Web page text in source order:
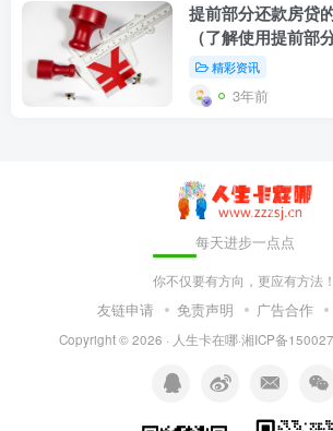
提前部分还款房贷
（了解使用提前部
步骤）
精彩资讯
3年前
每天进步一点点
你不仅要有方向，更应有方法！
友链申请 免责声明 广告合作
Copyright © 2026 · 人生卡在哪·湘ICP备